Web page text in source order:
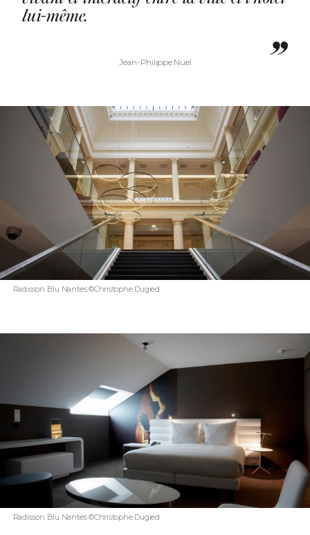
lui-même.
Jean-Philippe Nuel
Radisson Blu Nantes ©Christophe Dugied
Radisson Blu Nantes ©Christophe Dugied